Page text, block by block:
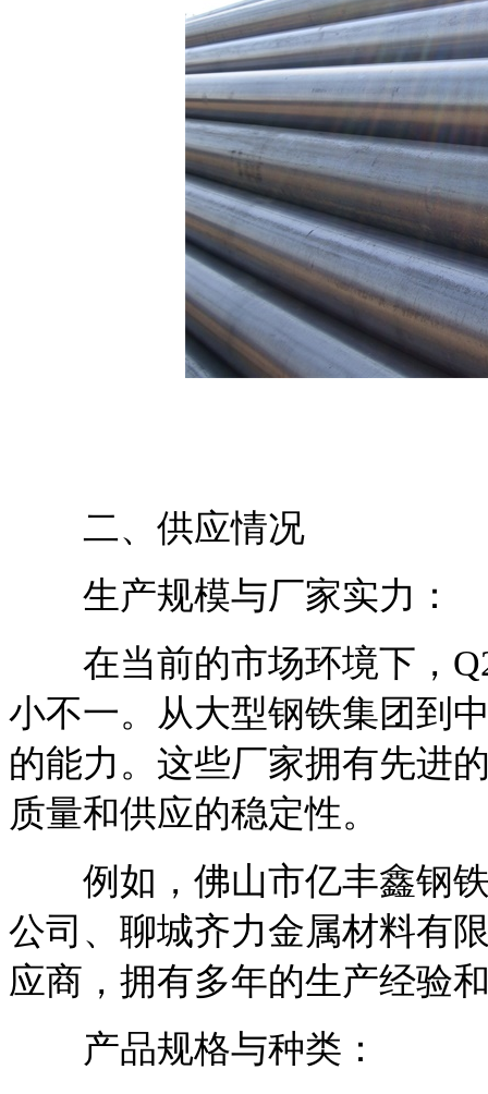
二、供应情况
生产规模与厂家实力：
在当前的市场环境下，
小不一。从大型钢铁集团到
的能力。这些厂家拥有先进
质量和供应的稳定性。
例如，佛山市亿丰鑫钢铁
公司、聊城齐力金属材料有
应商，拥有多年的生产经验
产品规格与种类：